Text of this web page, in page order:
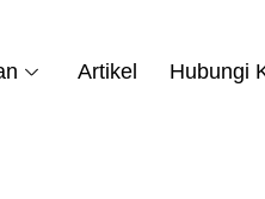
Artikel Hubungi